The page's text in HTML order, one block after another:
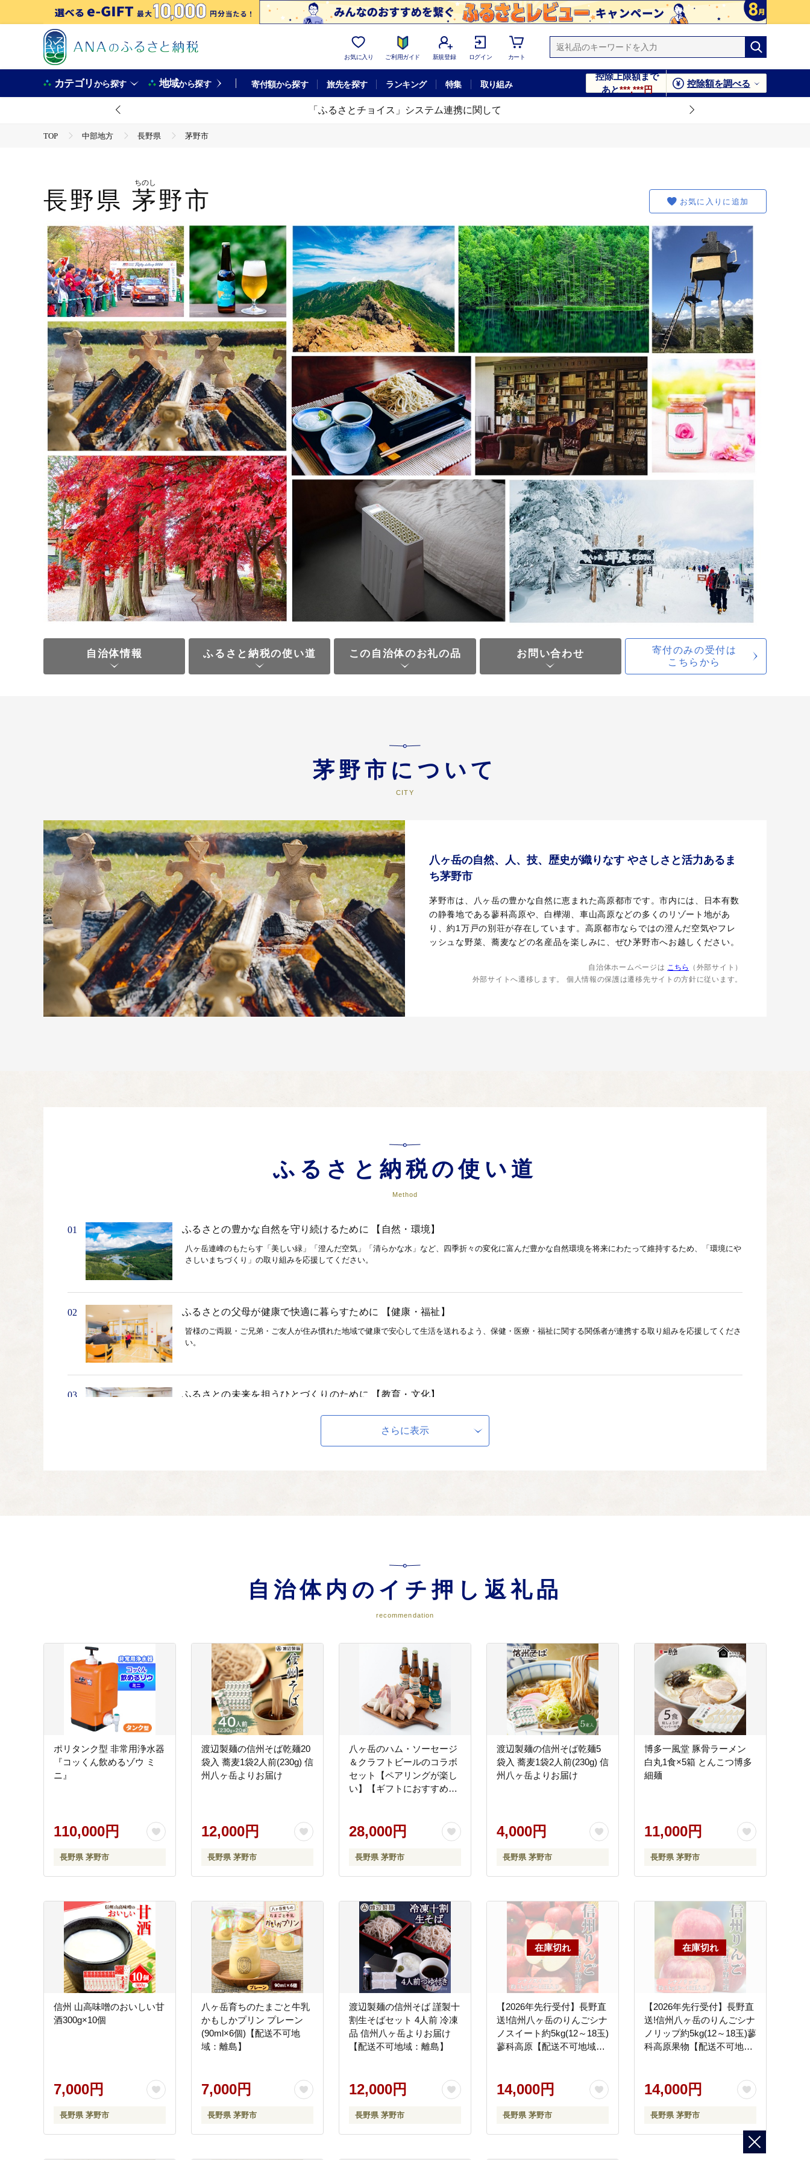
お気に入り ご利用ガイド 新規登録 ログイン カート
カテゴリから探す 地域から探す 寄付額から探す 旅先を探す ランキング 特集 取り組み
控除上限額まで
あと***,***円
控除額を調べる
「ふるさとチョイス」システム連携に関して
TOP 中部地方 長野県 茅野市
長野県 茅野市
ちのし
お気に入りに追加
自治体情報 ふるさと納税の使い道 この自治体のお礼の品 お問い合わせ
寄付のみの受付は
こちらから
茅野市について
八ヶ岳の自然、人、技、歴史が織りなす やさしさと活力あるま
ち茅野市
茅野市は、八ヶ岳の豊かな自然に恵まれた高原都市です。市内には、日本有数
の静養地である蓼科高原や、白樺湖、車山高原などの多くのリゾート地があ
り、約1万戸の別荘が存在しています。高原都市ならではの澄んだ空気やフレ
ッシュな野菜、蕎麦などの名産品を楽しみに、ぜひ茅野市へお越しください。
自治体ホームページは こちら
（外部サイト）
外部サイトへ遷移します。 個人情報の保護は遷移先サイトの方針に従います。
ふるさと納税の使い道
Method
01 ふるさとの豊かな自然を守り続けるために 【自然・環境】
八ヶ岳連峰のもたらす「美しい緑」「澄んだ空気」「清らかな水」など、四季折々の変化に富んだ豊かな自然環境を将来にわたって維持するため、「環境にや
さしいまちづくり」の取り組みを応援してください。
02 ふるさとの父母が健康で快適に暮らすために 【健康・福祉】
皆様のご両親・ご兄弟・ご友人が住み慣れた地域で健康で安心して生活を送れるよう、保健・医療・福祉に関する関係者が連携する取り組みを応援してくださ
い。
03 ふるさとの未来を担うひとづくりのために 【教育・文化】
茅野市の将来を担う子どもたちが、たくましく、やさしく、夢をもつ子どもに育つよう、子育て・子育ちを地域で支援していくための取り組みを応援してくだ
ふるさとに賑わいと活力をつくるために 【産業】
蓼科や白樺湖などの観光地や市内商店街にかつての賑わいを呼び戻すための取り組み、農業後継者の育成を図るための取り組み、地域資源を活かした産業間の
連携を深めるための取り組みを応援してください。
(1)～(5)以外
テーマのご指定がない場合は、市長の判断により、茅野市のまちづくりに有効に活用させていただきます。
さらに表示
自治体内のイチ押し返礼品
recommendation
ポリタンク型 非常用浄水器
『コッくん飲めるゾウ ミ
ニ』
110,000円
長野県 茅野市
渡辺製麺の信州そば乾麺20
袋入 蕎麦1袋2人前(230g) 信
州八ヶ岳よりお届け
12,000円
長野県 茅野市
八ヶ岳のハム・ソーセージ
＆クラフトビールのコラボ
セット【ペアリングが楽し
い】【ギフトにおすすめ】
28,000円
長野県 茅野市
渡辺製麺の信州そば乾麺5
袋入 蕎麦1袋2人前(230g) 信
州八ヶ岳よりお届け
4,000円
長野県 茅野市
博多一風堂 豚骨ラーメン
白丸1食×5箱 とんこつ博多
細麺
11,000円
長野県 茅野市
信州 山高味噌のおいしい甘
酒300g×10個
7,000円
長野県 茅野市
八ヶ岳育ちのたまごと牛乳
かもしかプリン プレーン
(90ml×6個)【配送不可地
域：離島】
7,000円
長野県 茅野市
渡辺製麺の信州そば 謹製十
割生そばセット 4人前 冷凍
品 信州八ヶ岳よりお届け
【配送不可地域：離島】
12,000円
長野県 茅野市
【2026年先行受付】長野直
送!信州八ヶ岳のりんごシナ
ノスイート約5kg(12～18玉)
蓼科高原【配送不可地域：
14,000円
長野県 茅野市
【2026年先行受付】長野直
送!信州八ヶ岳のりんごシナ
ノリップ約5kg(12～18玉)蓼
科高原果物【配送不可地
14,000円
長野県 茅野市